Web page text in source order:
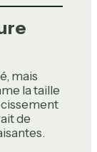
mais
la taille
de